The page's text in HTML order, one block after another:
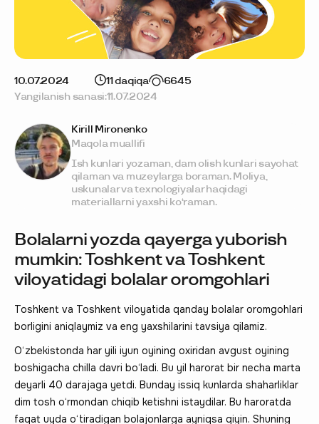
10.07.2024 11 daqiqa
6645
Yangilanish sanasi:11.07.2024
Bolalarni yozda qayerga yuborish
mumkin: Toshkent va Toshkent
viloyatidagi bolalar oromgohlari
Toshkent va Toshkent viloyatida qanday bolalar oromgohlari
borligini aniqlaymiz va eng yaxshilarini tavsiya qilamiz.
O‘zbekistonda har yili iyun oyining oxiridan avgust oyining
boshigacha chilla davri bo‘ladi. Bu yil harorat bir necha marta
deyarli 40 darajaga yetdi. Bunday issiq kunlarda shaharliklar
dim tosh o‘rmondan chiqib ketishni istaydilar. Bu haroratda
faqat uyda o‘tiradigan bolajonlarga ayniqsa qiyin. Shuning
Kirill Mironenko
Maqola muallifi
Ish kunlari yozaman, dam olish kunlari sayohat
qilaman va muzeylarga boraman. Moliya,
uskunalar va texnologiyalar haqidagi
materiallarni yaxshi ko‘raman.